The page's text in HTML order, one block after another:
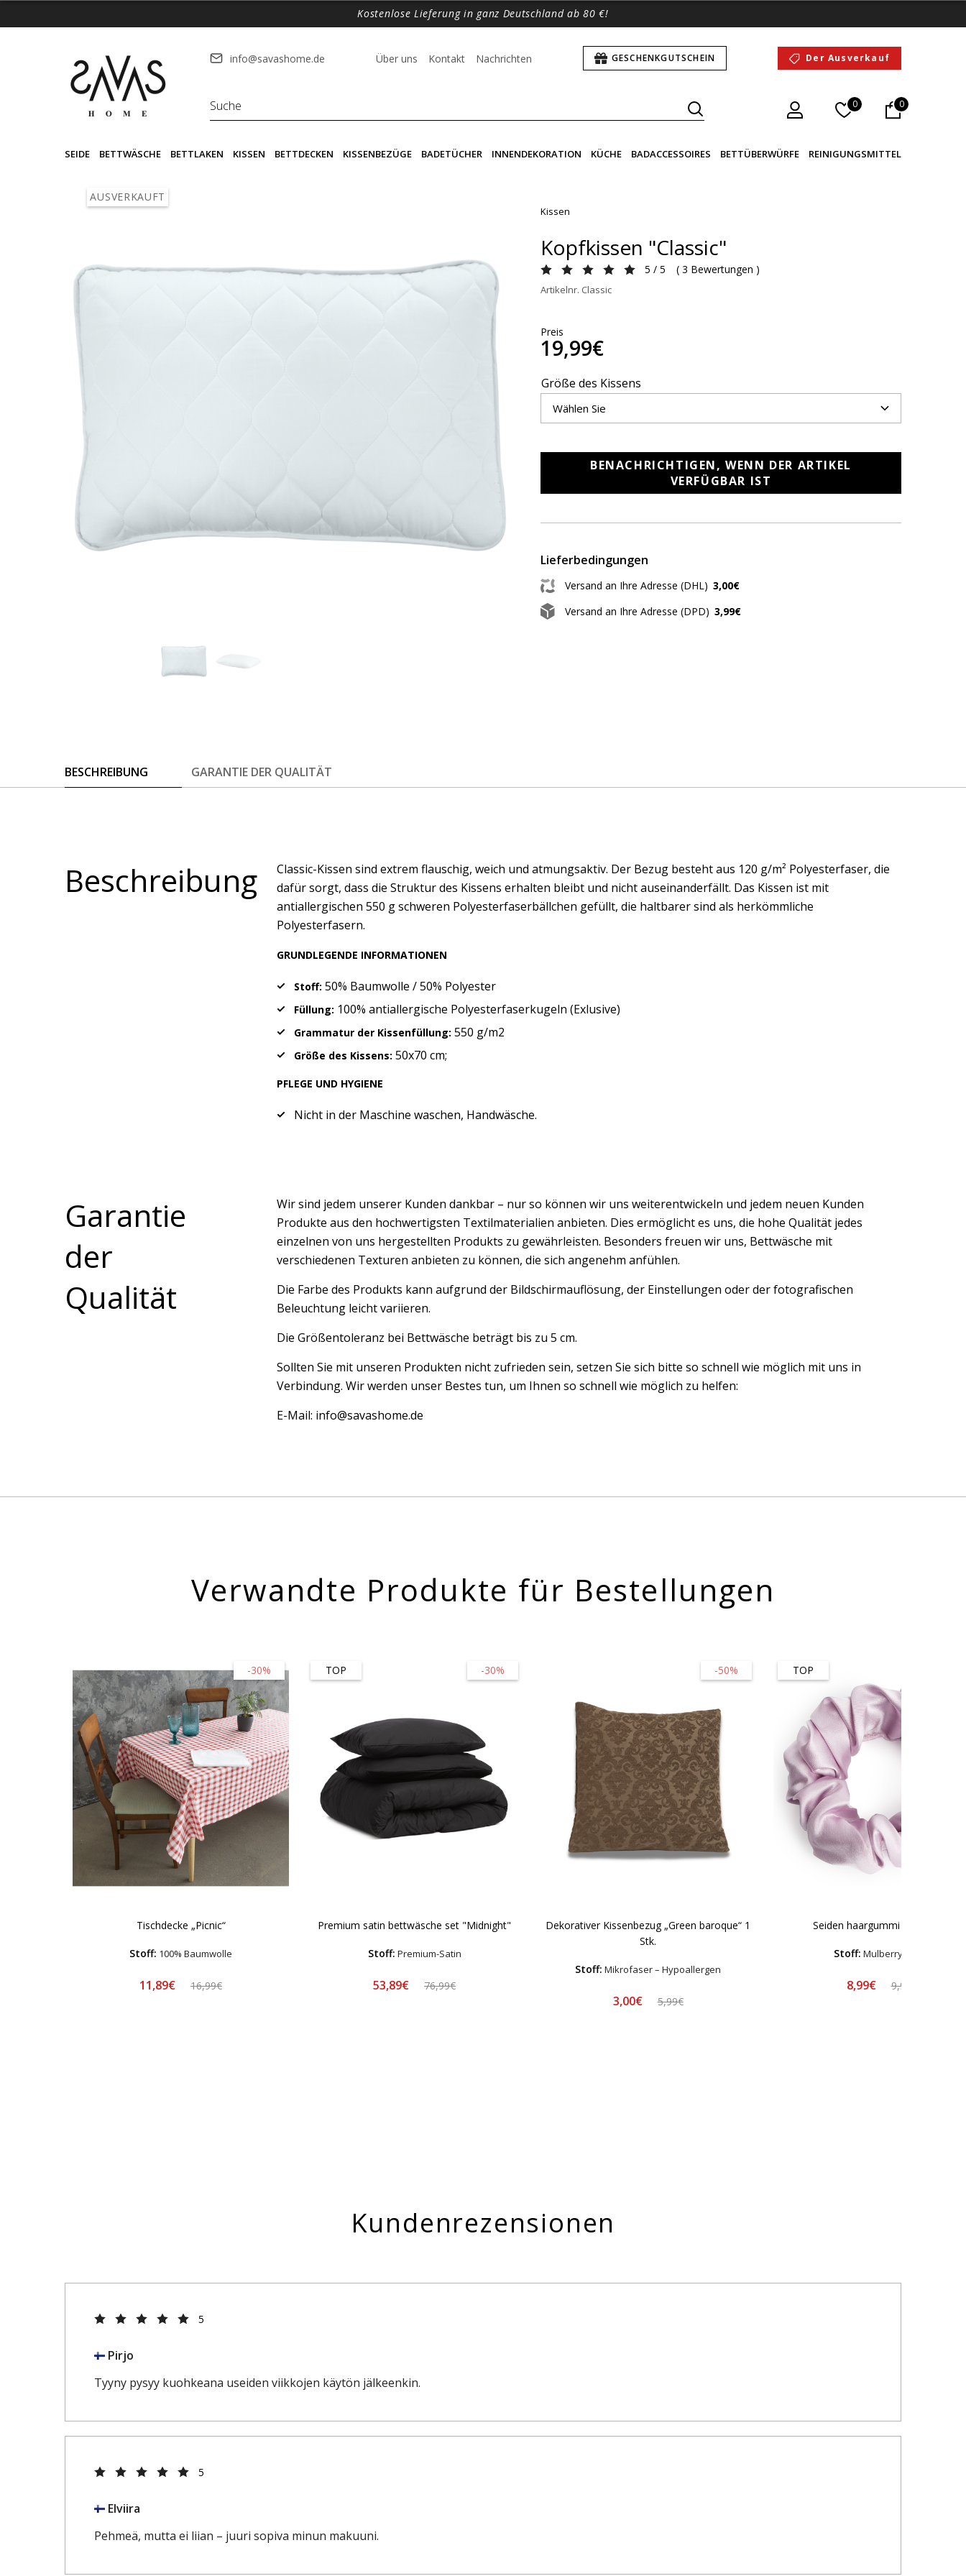
Kostenlose Lieferung in ganz Deutschland ab 80 €!
info@savashome.de Über uns Kontakt Nachrichten GESCHENKGUTSCHEIN Der Ausverkauf
0 0
SEIDE BETTWÄSCHE BETTLAKEN KISSEN BETTDECKEN KISSENBEZÜGE BADETÜCHER INNENDEKORATION KÜCHE BADACCESSOIRES BETTÜBERWÜRFE REINIGUNGSMITTEL
AUSVERKAUFT
Kissen
Kopfkissen "Classic"
5 / 5 ( 3 Bewertungen )
Artikelnr. Classic
Preis
19,99€
Größe des Kissens
BENACHRICHTIGEN, WENN DER ARTIKEL
VERFÜGBAR IST
Lieferbedingungen
Versand an Ihre Adresse (DHL) 3,00€
Versand an Ihre Adresse (DPD) 3,99€
BESCHREIBUNG GARANTIE DER QUALITÄT
Beschreibung
Classic-Kissen sind extrem flauschig, weich und atmungsaktiv. Der Bezug besteht aus 120 g/m² Polyesterfaser, die
dafür sorgt, dass die Struktur des Kissens erhalten bleibt und nicht auseinanderfällt. Das Kissen ist mit
antiallergischen 550 g schweren Polyesterfaserbällchen gefüllt, die haltbarer sind als herkömmliche
Polyesterfasern.
GRUNDLEGENDE INFORMATIONEN
Stoff: 50% Baumwolle / 50% Polyester
Füllung: 100% antiallergische Polyesterfaserkugeln (Exlusive)
Grammatur der Kissenfüllung: 550 g/m2
Größe des Kissens: 50x70 cm;
PFLEGE UND HYGIENE
Nicht in der Maschine waschen, Handwäsche.
Garantie
der
Qualität
Wir sind jedem unserer Kunden dankbar – nur so können wir uns weiterentwickeln und jedem neuen Kunden
Produkte aus den hochwertigsten Textilmaterialien anbieten. Dies ermöglicht es uns, die hohe Qualität jedes
einzelnen von uns hergestellten Produkts zu gewährleisten. Besonders freuen wir uns, Bettwäsche mit
verschiedenen Texturen anbieten zu können, die sich angenehm anfühlen.
Die Farbe des Produkts kann aufgrund der Bildschirmauflösung, der Einstellungen oder der fotografischen
Beleuchtung leicht variieren.
Die Größentoleranz bei Bettwäsche beträgt bis zu 5 cm.
Sollten Sie mit unseren Produkten nicht zufrieden sein, setzen Sie sich bitte so schnell wie möglich mit uns in
Verbindung. Wir werden unser Bestes tun, um Ihnen so schnell wie möglich zu helfen:
E-Mail: info@savashome.de
Verwandte Produkte für Bestellungen
-30%
Tischdecke „Picnic“
Stoff: 100% Baumwolle
11,89€ 16,99€
-30%
TOP
Premium satin bettwäsche set "Midnight"
Stoff: Premium-Satin
53,89€ 76,99€
-50%
Dekorativer Kissenbezug „Green baroque“ 1
Stk.
Stoff: Mikrofaser – Hypoallergen
3,00€ 5,99€
TOP
Seiden haargummi „Perfume“
Stoff: Mulberry Seide
8,99€ 9,99€
Kundenrezensionen
5
Pirjo
Tyyny pysyy kuohkeana useiden viikkojen käytön jälkeenkin.
5
Elviira
Pehmeä, mutta ei liian – juuri sopiva minun makuuni.